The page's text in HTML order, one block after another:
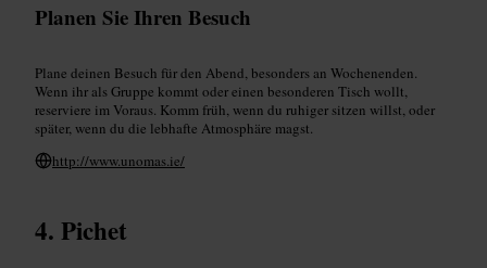
Planen Sie Ihren Besuch
Plane deinen Besuch für den Abend, besonders an Wochenenden.
Wenn ihr als Gruppe kommt oder einen besonderen Tisch wollt,
reserviere im Voraus. Komm früh, wenn du ruhiger sitzen willst, oder
später, wenn du die lebhafte Atmosphäre magst.
http://www.unomas.ie/
Pichet